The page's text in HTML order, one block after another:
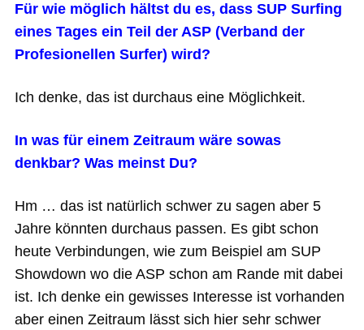
Für wie möglich hältst du es, dass SUP Surfing
eines Tages ein Teil der ASP (Verband der
Profesionellen Surfer) wird?
Ich denke, das ist durchaus eine Möglichkeit.
In was für einem Zeitraum wäre sowas
denkbar? Was meinst Du?
Hm … das ist natürlich schwer zu sagen aber 5
Jahre könnten durchaus passen. Es gibt schon
heute Verbindungen, wie zum Beispiel am SUP
Showdown wo die ASP schon am Rande mit dabei
ist. Ich denke ein gewisses Interesse ist vorhanden
aber einen Zeitraum lässt sich hier sehr schwer